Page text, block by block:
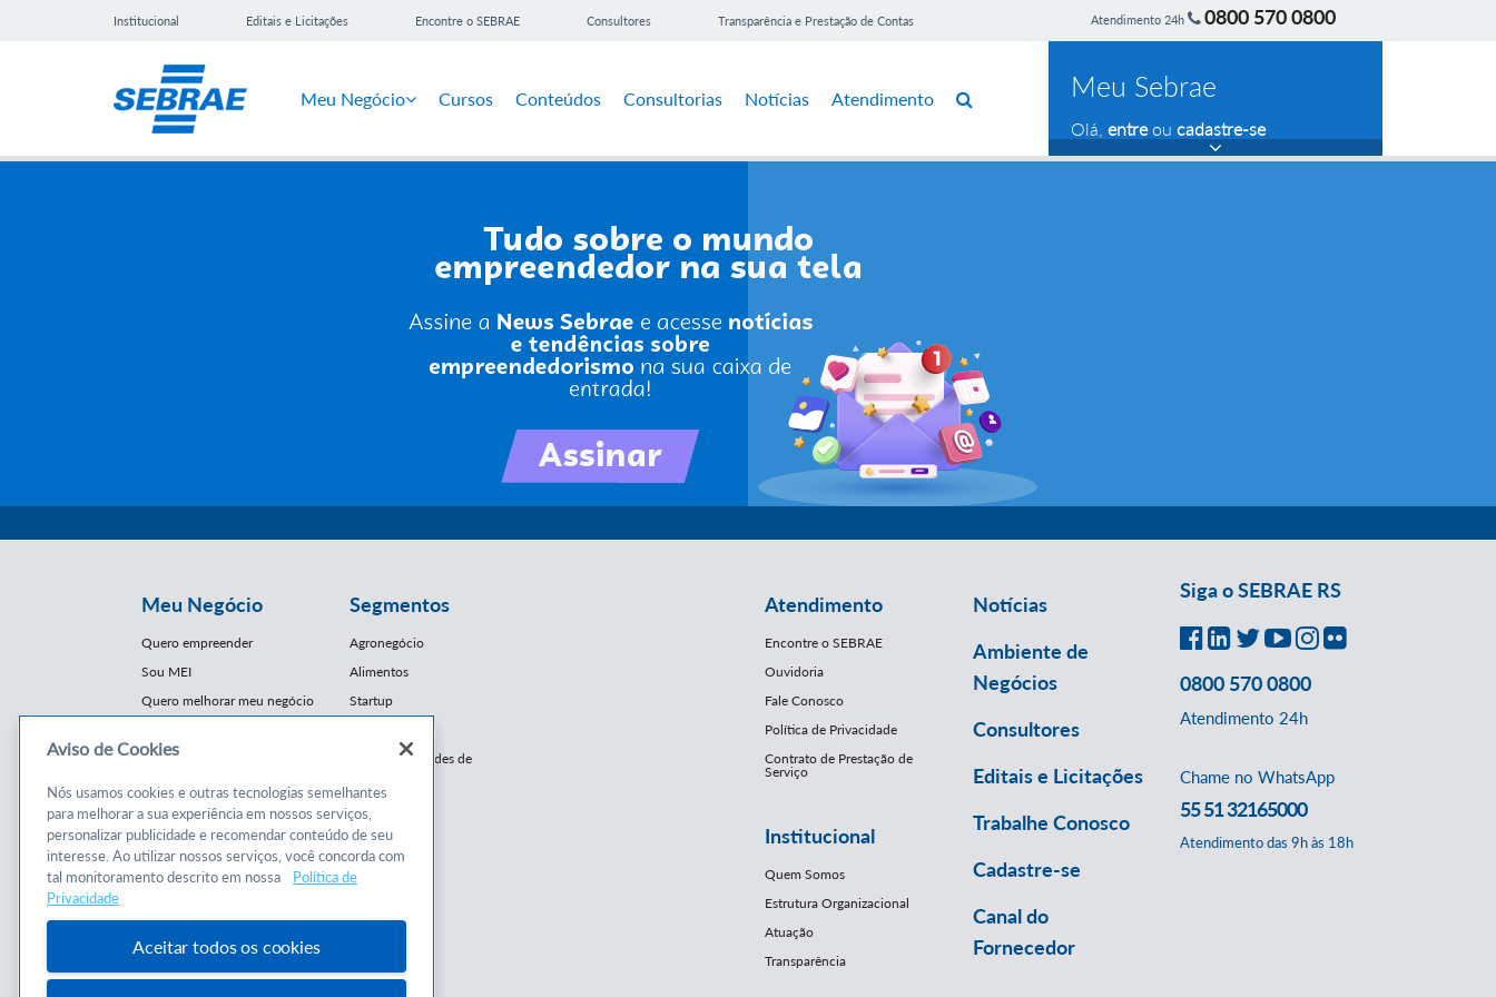
Institucional Editais e Licitações Encontre o SEBRAE Consultores Transparência e Prestação de Contas Atendimento 24h 0800 570 0800
Meu Negócio Cursos Conteúdos Consultorias Notícias Atendimento Meu Sebrae
Olá, entreou cadastre-se
Meu Negócio
Quero empreender
Sou MEI
Quero melhorar meu negócio
Cursos e
Conteúdos
Cursos
Consultorias
Programas
Segmentos
Agronegócio
Alimentos
Startup
Franquias / Redes de
Moda
Moveleiro
Saúde
Turismo
Mercopar
Atendimento
Encontre o SEBRAE
Ouvidoria
Fale Conosco
Política de Privacidade
Contrato de Prestação de
Serviço
Institucional
Quem Somos
Estrutura Organizacional
Atuação
Transparência
Notícias
Ambiente de
Negócios
Consultores
Editais e Licitações
Trabalhe Conosco
Cadastre-se
Canal do
Fornecedor
Siga o SEBRAE RS
0800 570 0800
Atendimento 24h
Chame no WhatsApp
55 51 32165000
Atendimento das 9h às 18h
Aviso de Cookies
Nós usamos cookies e outras tecnologias semelhantes
para melhorar a sua experiência em nossos serviços,
personalizar publicidade e recomendar conteúdo de seu
interesse. Ao utilizar nossos serviços, você concorda com
tal monitoramento descrito em nossa
Política de
Privacidade
Aceitar todos os cookies